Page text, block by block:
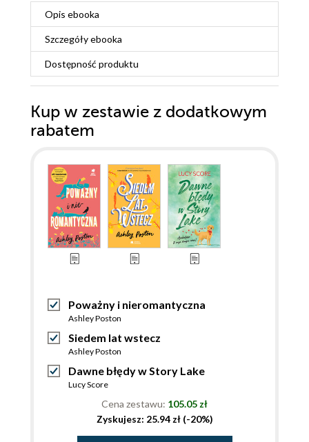
Opis ebooka
Szczegółyebooka
Dostępność produktu
Kup w zestawie z dodatkowym
rabatem
Poważny i nieromantyczna
Ashley Poston
Siedem lat wstecz
Ashley Poston
Dawne błędy w Story Lake
Lucy Score
Cena zestawu: 105.05 zł
Zyskujesz: 25.94 zł (-20%)